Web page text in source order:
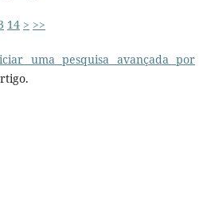
14 > >>
uma pesquisa avançada por